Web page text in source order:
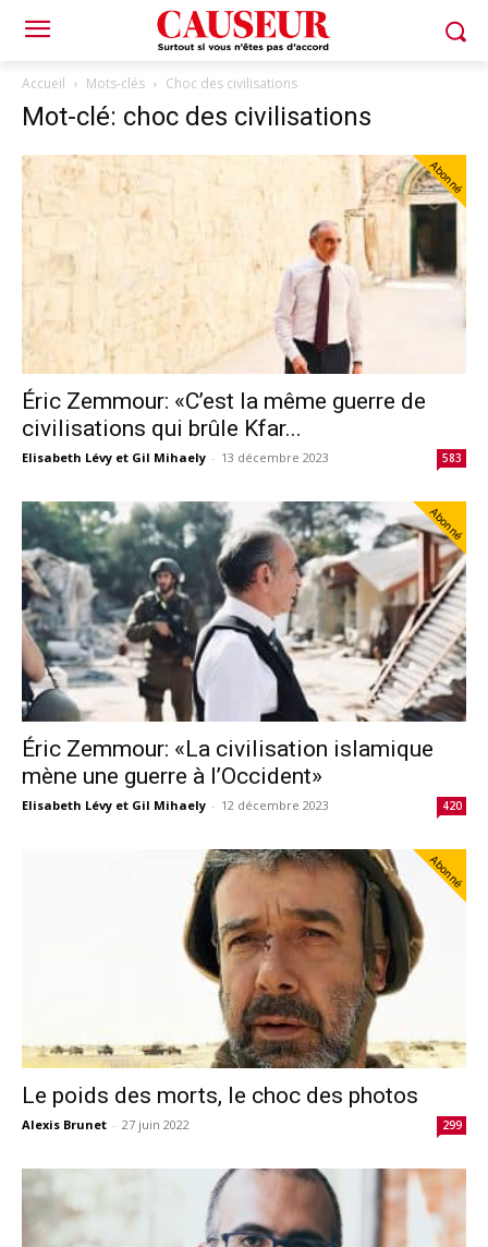
Accueil Mots-clés Choc des civilisations
Mot-clé: choc des civilisations
Abonné
Éric Zemmour: «C’est la même guerre de
civilisations qui brûle Kfar...
Elisabeth Lévy et Gil Mihaely - 13 décembre 2023 583
Abonné
Éric Zemmour: «La civilisation islamique
mène une guerre à l’Occident»
Elisabeth Lévy et Gil Mihaely - 12 décembre 2023 420
Abonné
Le poids des morts, le choc des photos
Alexis Brunet - 27 juin 2022 299